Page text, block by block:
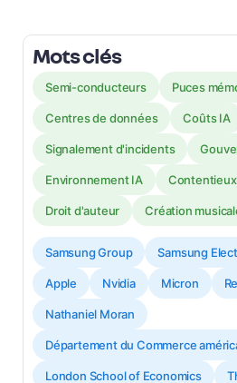
Mots clés
Semi-conducteurs Puces
Centres de données Coûts IA
Signalement d'incidents
Environnement IA
Droit d'auteur Création
Samsung Group Samsung
Apple Nvidia Micron
Nathaniel Moran
Département du Commerce
London School of Economics